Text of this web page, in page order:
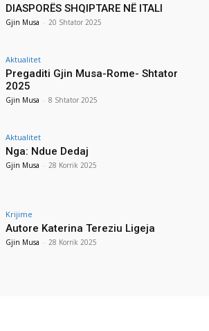
DIASPORËS SHQIPTARE NË ITALI
Gjin Musa - 20 Shtator 2025
Aktualitet
Pregaditi Gjin Musa-Rome- Shtator
2025
Gjin Musa - 8 Shtator 2025
Aktualitet
Nga: Ndue Dedaj
Gjin Musa - 28 Korrik 2025
Krijime
Autore Katerina Tereziu Ligeja
Gjin Musa - 28 Korrik 2025